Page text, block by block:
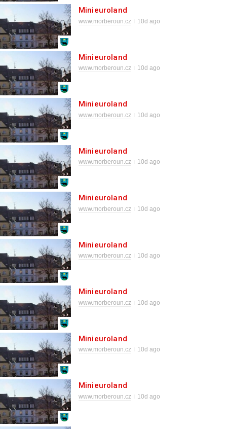
Minieuroland
www.morberoun.cz 10d ago
Minieuroland
www.morberoun.cz 10d ago
Minieuroland
www.morberoun.cz 10d ago
Minieuroland
www.morberoun.cz 10d ago
Minieuroland
www.morberoun.cz 10d ago
Minieuroland
www.morberoun.cz 10d ago
Minieuroland
www.morberoun.cz 10d ago
Minieuroland
www.morberoun.cz 10d ago
Minieuroland
www.morberoun.cz 10d ago